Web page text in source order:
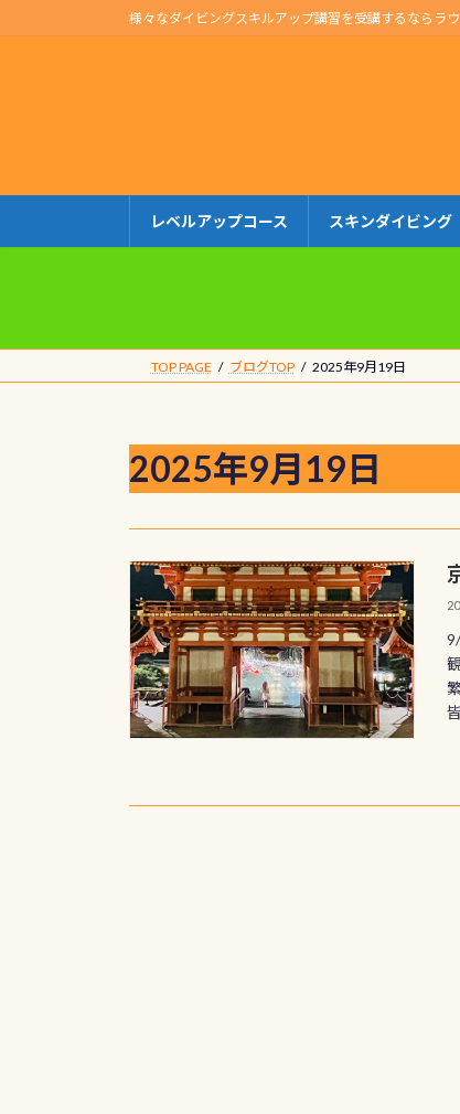
ン
キ
プ
ビ
に
動
様々なダイビングスキルアップ講習を受講するならラ
レベルアップコース スキンダイビング
TOP PAGE ブログTOP 2025年9月19日
2025年9月19日